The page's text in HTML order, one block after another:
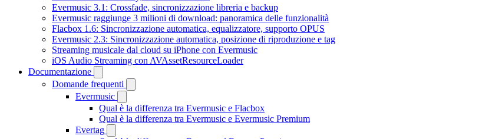
Evermusic 3.1: Crossfade, sincronizzazione libreria e backup
Evermusic raggiunge 3 milioni di download: panoramica delle funzionalità
Flacbox 1.6: Sincronizzazione automatica, equalizzatore, supporto OPUS
Evermusic 2.3: Sincronizzazione automatica, posizione di riproduzione e tag
Streaming musicale dal cloud su iPhone con Evermusic
iOS Audio Streaming con AVAssetResourceLoader
Documentazione
Domande frequenti
Evermusic
Qual è la differenza tra Evermusic e Flacbox
Qual è la differenza tra Evermusic e Evermusic Premium
Evertag